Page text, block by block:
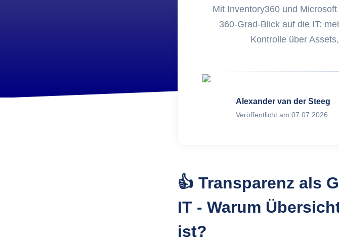
FoxPlex.com
Mit Inventory360 und
360-Grad-Blick auf die IT:
Kontrolle über
Alexander van der Steeg
Veröffentlicht am 07.07.2026
👍 Transparenz als
IT - Warum
ist?